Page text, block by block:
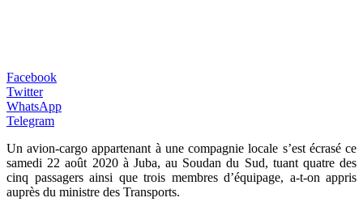
Facebook
Twitter
WhatsApp
Telegram
Un avion-cargo appartenant à une compagnie locale s’est écrasé ce
samedi 22 août 2020 à Juba, au Soudan du Sud, tuant quatre des
cinq passagers ainsi que trois membres d’équipage, a-t-on appris
auprès du ministre des Transports.